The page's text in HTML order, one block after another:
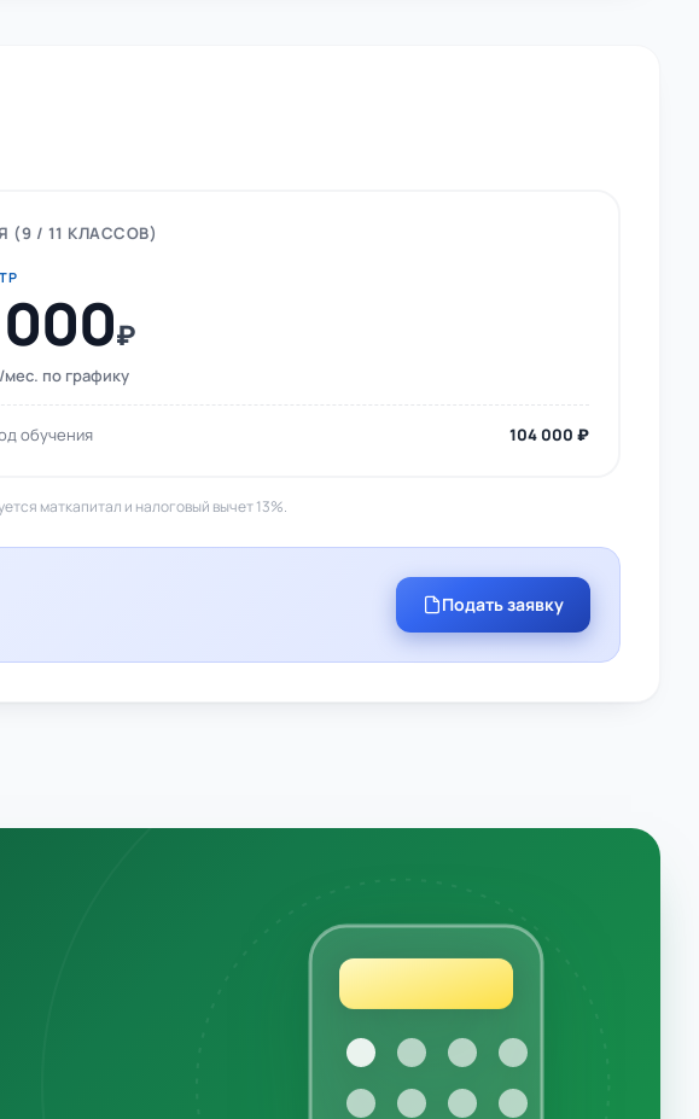
(9 / 11 КЛАССОВ)
₽
по графику
обучения 104 000 ₽
маткапитал и налоговый вычет 13%.
Подать заявку